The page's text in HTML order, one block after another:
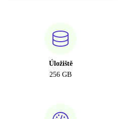
Úložiště
256 GB